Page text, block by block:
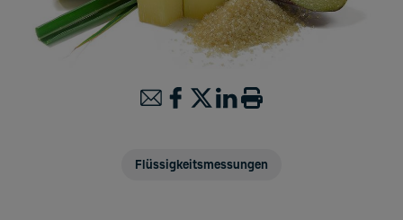
Flüssigkeitsmessungen